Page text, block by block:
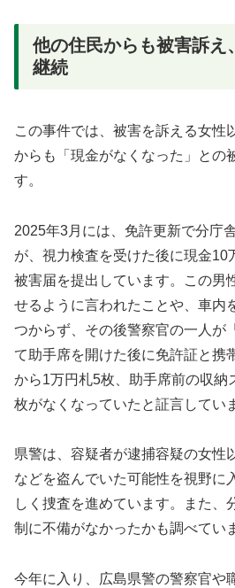
他の住民からも被害訴え
継続
この事件では、被害を訴える女性
からも「現金がなくなった」との
す。
2025年3月には、免許更新で分庁
が、視力検査を受けた後に現金10
被害届を提出しています。この男
せるように言われたことや、車内
つからず、その後警察官の一人が
て助手席を開けた後に免許証と携
から1万円札5枚、助手席前の収納
枚がなくなっていたと証言してい
県警は、容疑者が逮捕容疑の女性
などを盗んでいた可能性を視野に
しく捜査を進めています。また、
制に不備がなかったかも調べてい
今年に入り、広島県警の警察官や